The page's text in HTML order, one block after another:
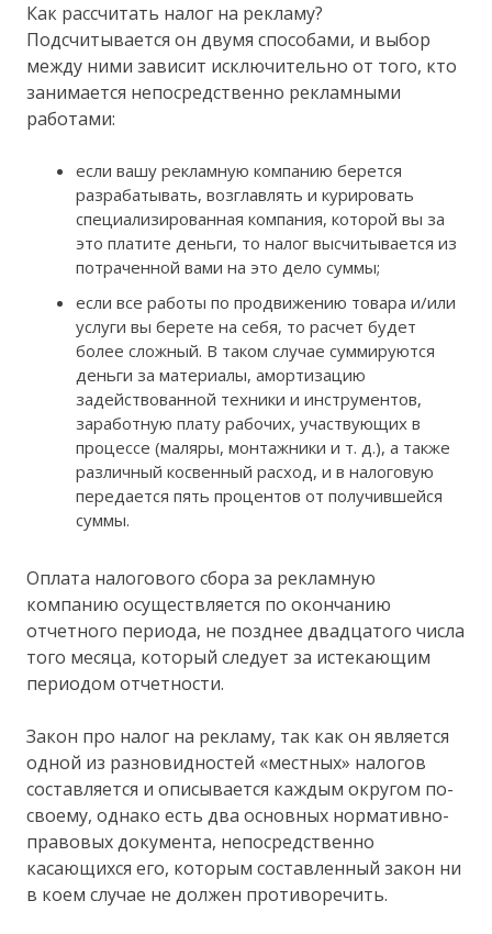
Как рассчитать налог на рекламу?
Подсчитывается он двумя способами, и выбор
между ними зависит исключительно от того, кто
занимается непосредственно рекламными
работами:
если вашу рекламную компанию берется
разрабатывать, возглавлять и курировать
специализированная компания, которой вы за
это платите деньги, то налог высчитывается из
потраченной вами на это дело суммы;
если все работы по продвижению товара и/или
услуги вы берете на себя, то расчет будет
более сложный. В таком случае суммируются
деньги за материалы, амортизацию
задействованной техники и инструментов,
заработную плату рабочих, участвующих в
процессе (маляры, монтажники и т. д.), а также
различный косвенный расход, и в налоговую
передается пять процентов от получившейся
суммы.
Оплата налогового сбора за рекламную
компанию осуществляется по окончанию
отчетного периода, не позднее двадцатого числа
того месяца, который следует за истекающим
периодом отчетности.
Закон про налог на рекламу, так как он является
одной из разновидностей «местных» налогов
составляется и описывается каждым округом по-
своему, однако есть два основных нормативно-
правовых документа, непосредственно
касающихся его, которым составленный закон ни
в коем случае не должен противоречить.